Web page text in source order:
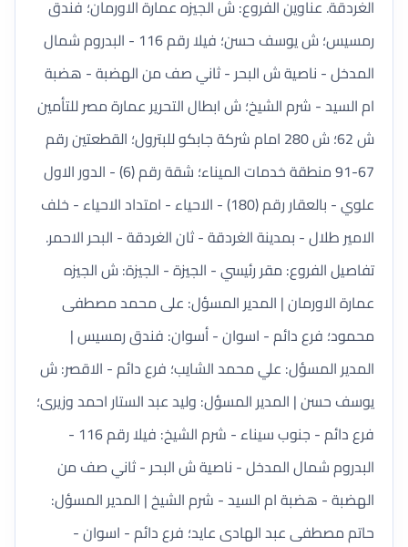
الغردقة. عناوين الفروع: ش الجيزه عمارة الاورمان؛ فندق
رمسيس؛ ش يوسف حسن؛ فيلا رقم 116 - البدروم شمال
المدخل - ناصية ش البحر - ثاني صف من الهضبة - هضبة
ام السيد - شرم الشيخ؛ ش ابطال التحرير عمارة مصر للتأمين
ش 62؛ ش 280 امام شركة جابكو للبترول؛ القطعتين رقم
67-91 منطقة خدمات الميناء؛ شقة رقم (6) - الدور الاول
علوي - بالعقار رقم (180) - الاحياء - امتداد الاحياء - خلف
الامير طلال - بمدينة الغردقة - ثان الغردقة - البحر الاحمر.
تفاصيل الفروع: مقر رئيسي - الجيزة - الجيزة: ش الجيزه
عمارة الاورمان | المدير المسؤل: على محمد مصطفى
محمود؛ فرع دائم - اسوان - أسوان: فندق رمسيس |
المدير المسؤل: علي محمد الشايب؛ فرع دائم - الاقصر: ش
يوسف حسن | المدير المسؤل: وليد عبد الستار احمد وزيرى؛
فرع دائم - جنوب سيناء - شرم الشيخ: فيلا رقم 116 -
البدروم شمال المدخل - ناصية ش البحر - ثاني صف من
الهضبة - هضبة ام السيد - شرم الشيخ | المدير المسؤل:
حاتم مصطفى عبد الهادى عايد؛ فرع دائم - اسوان -